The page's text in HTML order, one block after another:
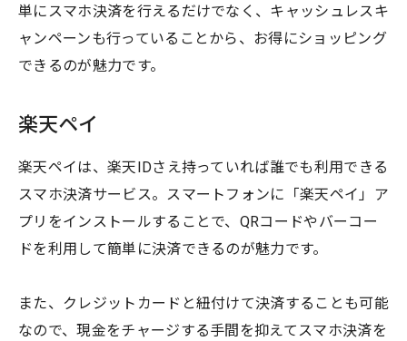
単にスマホ決済を行えるだけでなく、キャッシュレスキ
ャンペーンも行っていることから、お得にショッピング
できるのが魅力です。
楽天ペイ
楽天ペイは、楽天IDさえ持っていれば誰でも利用できる
スマホ決済サービス。スマートフォンに「楽天ペイ」ア
プリをインストールすることで、QRコードやバーコー
ドを利用して簡単に決済できるのが魅力です。
また、クレジットカードと紐付けて決済することも可能
なので、現金をチャージする手間を抑えてスマホ決済を